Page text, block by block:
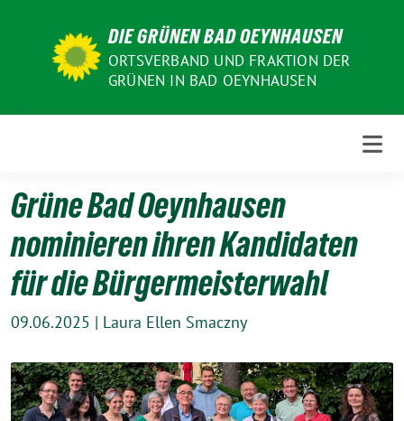
DIE GRÜNEN BAD OEYNHAUSEN
ORTSVERBAND UND FRAKTION DER
GRÜNEN IN BAD OEYNHAUSEN
Grüne Bad Oeynhausen
nominieren ihren Kandidaten
für die Bürgermeisterwahl
09.06.2025 | Laura Ellen Smaczny